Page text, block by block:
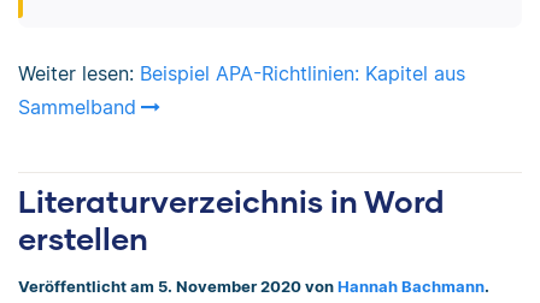
Weiter lesen: Beispiel APA-Richtlinien: Kapitel aus
Sammelband
Literaturverzeichnis in Word
erstellen
Veröffentlicht am 5. November 2020 von Hannah Bachmann.